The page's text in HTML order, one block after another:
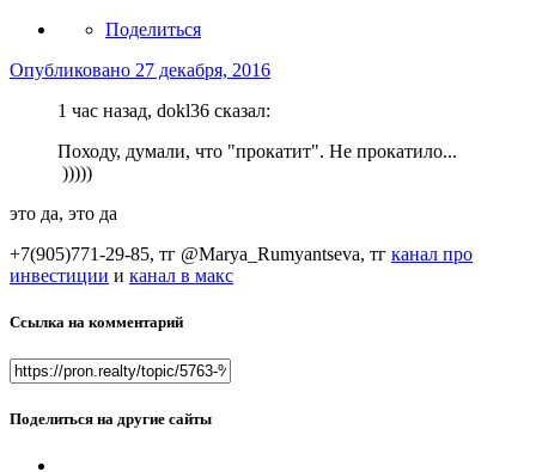
Поделиться
Опубликовано 27 декабря, 2016
1 час назад, dokl36 сказал:
Походу, думали, что "прокатит". Не прокатило...
)))))
это да, это да
+7(905)771-29-85, тг @Marya_Rumyantseva, тг канал про
инвестиции и канал в макс
Ссылка на комментарий
Поделиться на другие сайты